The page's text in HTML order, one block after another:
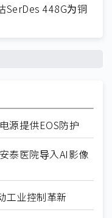
448G为铜
源提供EOS防护
泰医院导入AI影像
工业控制革新